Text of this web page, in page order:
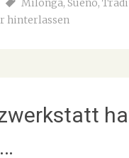
Milonga, Sueño,
hinterlassen